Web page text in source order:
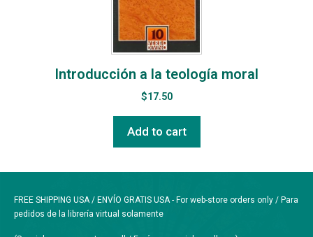
Introducción a la teología moral
$17.50
Add to cart
FREE SHIPPING USA / ENVÍO GRATIS USA - For web-store orders only / Para
pedidos de la librería virtual solamente